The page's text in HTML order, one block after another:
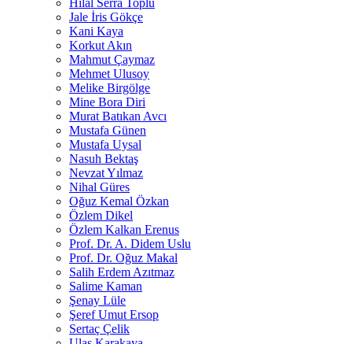
Hilal Serra Toplu
Jale İris Gökçe
Kani Kaya
Korkut Akın
Mahmut Çaymaz
Mehmet Ulusoy
Melike Birgölge
Mine Bora Diri
Murat Batıkan Avcı
Mustafa Günen
Mustafa Uysal
Nasuh Bektaş
Nevzat Yılmaz
Nihal Güres
Oğuz Kemal Özkan
Özlem Dikel
Özlem Kalkan Erenus
Prof. Dr. A. Didem Uslu
Prof. Dr. Oğuz Makal
Salih Erdem Azıtmaz
Salime Kaman
Şenay Lüle
Şeref Umut Ersop
Sertaç Çelik